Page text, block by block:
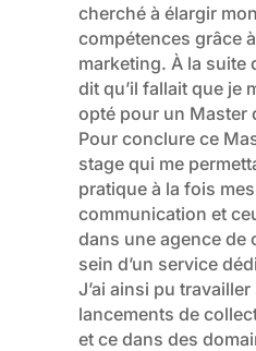
cherché à élargir
compétences grâce à
marketing. À la suite
dit qu’il fallait que je
opté pour un Master
Pour conclure ce M
stage qui me
pratique à la fois
communication et
dans une agence de
sein d’un service
J’ai ainsi pu travailler
lancements de
et ce dans des